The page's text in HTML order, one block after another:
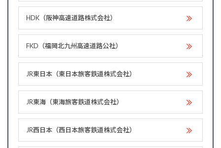
HDK（阪神高速道路株式会社）
FKD（福岡北九州高速道路公社）
JR東日本（東日本旅客鉄道株式会社）
JR東海（東海旅客鉄道株式会社）
JR西日本（西日本旅客鉄道株式会社）